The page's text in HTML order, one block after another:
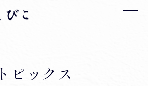
トピックス